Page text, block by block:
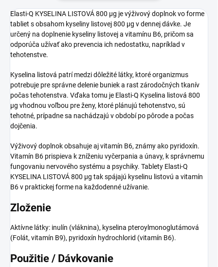
Elasti-Q KYSELINA LISTOVÁ 800 μg je výživový doplnok vo forme
tabliet s obsahom kyseliny listovej 800 μg v dennej dávke. Je
určený na doplnenie kyseliny listovej a vitamínu B6, pričom sa
odporúča užívať ako prevencia ich nedostatku, napríklad v
tehotenstve.
Kyselina listová patrí medzi dôležité látky, ktoré organizmus
potrebuje pre správne delenie buniek a rast zárodočných tkanív
počas tehotenstva. Vďaka tomu je Elasti-Q Kyselina listová 800
μg vhodnou voľbou pre ženy, ktoré plánujú tehotenstvo, sú
tehotné, prípadne sa nachádzajú v období po pôrode a počas
dojčenia.
Výživový doplnok obsahuje aj vitamín B6, známy ako pyridoxín.
Vitamín B6 prispieva k zníženiu vyčerpania a únavy, k správnemu
fungovaniu nervového systému a psychiky. Tablety Elasti-Q
KYSELINA LISTOVÁ 800 μg tak spájajú kyselinu listovú a vitamín
B6 v praktickej forme na každodenné užívanie.
Zloženie
Aktívne látky: inulín (vláknina), kyselina pteroylmonoglutámová
(Folát, vitamín B9), pyridoxín hydrochlorid (vitamín B6).
Použitie / Dávkovanie